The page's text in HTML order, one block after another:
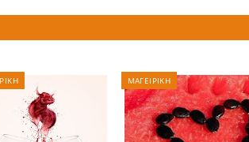
ΜΑΓΕΙΡΙΚΗ